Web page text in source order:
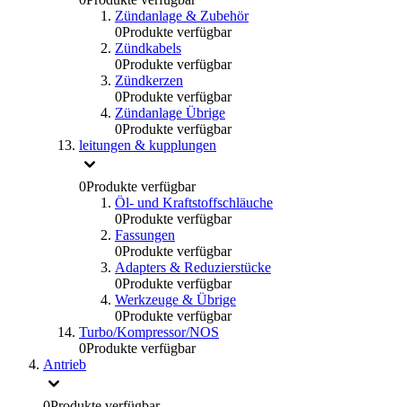
Zündanlage & Zubehör
0Produkte verfügbar
Zündkabels
0Produkte verfügbar
Zündkerzen
0Produkte verfügbar
Zündanlage Übrige
0Produkte verfügbar
leitungen & kupplungen
0Produkte verfügbar
Öl- und Kraftstoffschläuche
0Produkte verfügbar
Fassungen
0Produkte verfügbar
Adapters & Reduzierstücke
0Produkte verfügbar
Werkzeuge & Übrige
0Produkte verfügbar
Turbo/Kompressor/NOS
0Produkte verfügbar
Antrieb